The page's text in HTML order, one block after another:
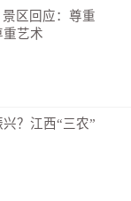
区回应：尊重
重艺术
？江西“三农”